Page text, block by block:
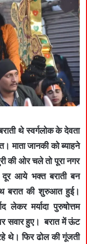
थे स्वर्गलोक के देवता
माता जानकी को ब्याहने
की ओर चले तो पूरा नगर
दूर आये भक्त बराती बन
बरात की शुरुआत हुई।
लेकर मर्यादा पुरुषोत्तम
सवार हुए। बरात में ऊंट
थे। फिर ढोल की गूंजती